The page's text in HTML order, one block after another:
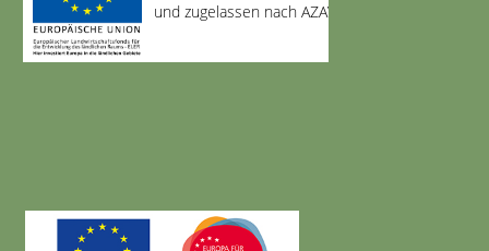
und zugelassen nach AZAV